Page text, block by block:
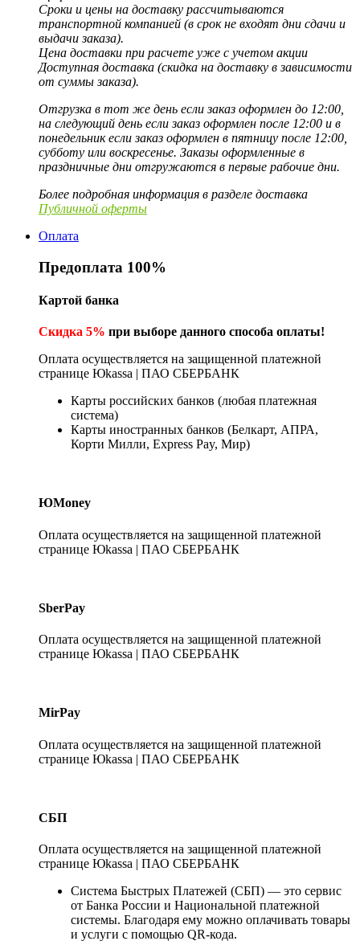
Сроки и цены на доставку рассчитываются
транспортной компанией (в срок не входят дни сдачи и
выдачи заказа).
Цена доставки при расчете уже с учетом акции
Доступная доставка (скидка на доставку в зависимости
от суммы заказа).
Отгрузка в тот же день если заказ оформлен до 12:00,
на следующий день если заказ оформлен после 12:00 и в
понедельник если заказ оформлен в пятницу после 12:00,
субботу или воскресенье. Заказы оформленные в
праздничные дни отгружаются в первые рабочие дни.
Более подробная информация в разделе доставка
Публичной оферты
Оплата
Предоплата 100%
Картой банка
Скидка 5% при выборе данного способа оплаты!
Оплата осуществляется на защищенной платежной
странице Юkassa | ПАО СБЕРБАНК
Карты российских банков (любая платежная
система)
Карты иностранных банков (Белкарт, АПРА,
Корти Милли, Express Pay, Мир)
ЮMoney
Оплата осуществляется на защищенной платежной
странице Юkassa | ПАО СБЕРБАНК
SberPay
Оплата осуществляется на защищенной платежной
странице Юkassa | ПАО СБЕРБАНК
MirPay
Оплата осуществляется на защищенной платежной
странице Юkassa | ПАО СБЕРБАНК
СБП
Оплата осуществляется на защищенной платежной
странице Юkassa | ПАО СБЕРБАНК
Система Быстрых Платежей (СБП) — это сервис
от Банка России и Национальной платежной
системы. Благодаря ему можно оплачивать товары
и услуги с помощью QR-кода.